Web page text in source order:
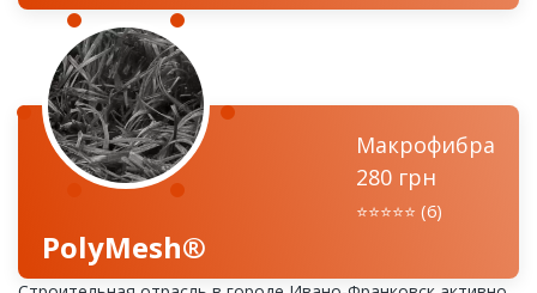
Макрофибра
280 грн
⭐️⭐️⭐️⭐️⭐️ (6)
PolyMesh®